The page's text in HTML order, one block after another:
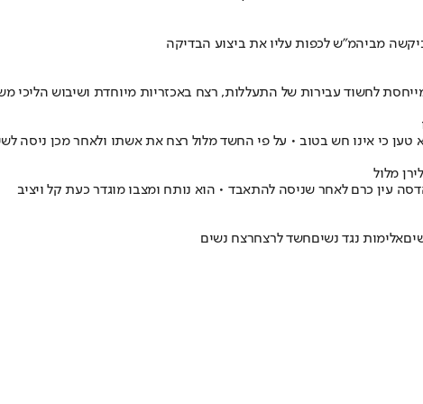
מביהמ"ש לכפות עליו את ביצוע הבדיקה
כי אינו חש בטוב • על פי החשד מלול רצח את אשתו ולאחר מכן ניסה
מלול
עין כרם לאחר שניסה להתאבד • הוא נותח ומצבו מוגדר כעת קל ויציב
אלימות נגד נשיםחשד לרצחרצח נשים